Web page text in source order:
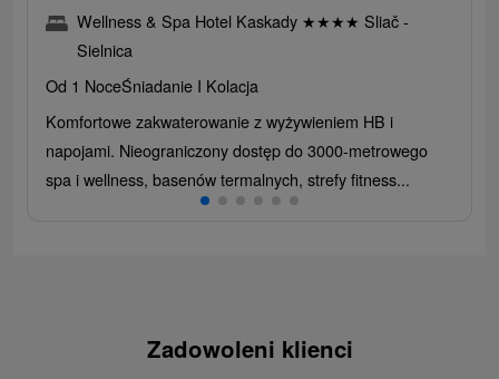
Wellness & Spa Hotel Kaskady ★★★★ Sliač -
Sielnica
Od 1 NoceŚniadanie I Kolacja
Komfortowe zakwaterowanie z wyżywieniem HB i
napojami. Nieograniczony dostęp do 3000-metrowego
spa i wellness, basenów termalnych, strefy fitness...
Zadowoleni klienci